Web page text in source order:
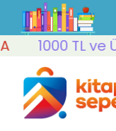
1000 TL ve ÜZERİ